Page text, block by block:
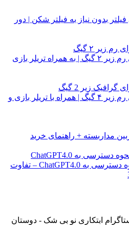
بدون نیاز به فیلتر شکن | دور
۱۰ بازی پیشنهادی برای رم زیر ۲ گیگ | به همراه تریلر بازی
۱۰ بازی پیشنهادی برای رم زیر ۴ گیگ | همراه با تریلر بازی و
GPT-4 معرفی شد، نحوه دسترسی به ChatGPT4.0 – تفاوت
ابتکاری نو بی شک - دوستان